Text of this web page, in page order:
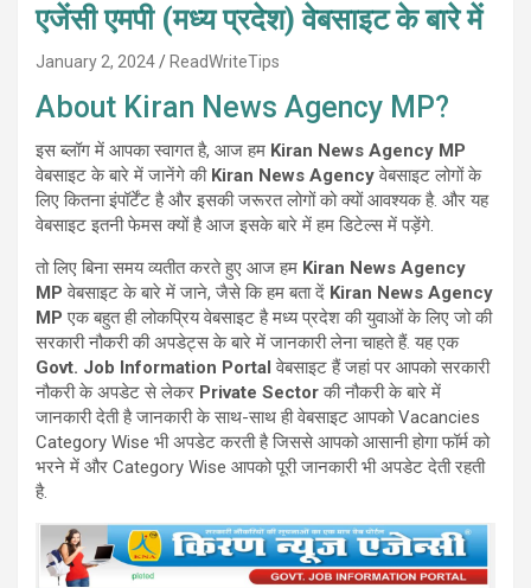
एजेंसी एमपी (मध्य प्रदेश) वेबसाइट के बारे में
January 2, 2024 ReadWriteTips
About Kiran News Agency MP?
इस ब्लॉग में आपका स्वागत है, आज हम Kiran News Agency MP
वेबसाइट के बारे में जानेंगे की Kiran News Agencyवेबसाइट लोगों के
लिए कितना इंपॉर्टेंट है और इसकी जरूरत लोगों को क्यों आवश्यक है. और यह
वेबसाइट इतनी फेमस क्यों है आज इसके बारे में हम डिटेल्स में पड़ेंगे.
तो लिए बिना समय व्यतीत करते हुए आज हम Kiran News Agency
MP वेबसाइट के बारे में जाने, जैसे कि हम बता दें Kiran News Agency
MP एक बहुत ही लोकप्रिय वेबसाइट है मध्य प्रदेश की युवाओं के लिए जो की
सरकारी नौकरी की अपडेट्स के बारे में जानकारी लेना चाहते हैं. यह एक
Govt. Job Information Portal वेबसाइट हैं जहां पर आपको सरकारी
नौकरी के अपडेट से लेकर Private Sectorकी नौकरी के बारे में
जानकारी देती है जानकारी के साथ-साथ ही वेबसाइट आपको Vacancies
Category Wise भी अपडेट करती है जिससे आपको आसानी होगा फॉर्म को
भरने में और Category Wise आपको पूरी जानकारी भी अपडेट देती रहती
है.